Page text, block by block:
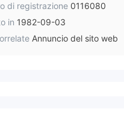
di registrazione 0116080
in 1982-09-03
Annuncio del sito web